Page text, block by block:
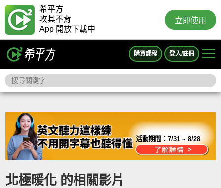
希平方
攻其不背
App 開放下載中
立即使用
購買課程 登入/註冊
活動期間：7/31 ~ 8/28
北極暖化 的相關影片